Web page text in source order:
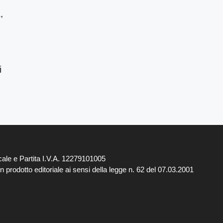
e Partita I.V.A. 12279101005
editoriale ai sensi della legge n. 62 del 07.03.2001